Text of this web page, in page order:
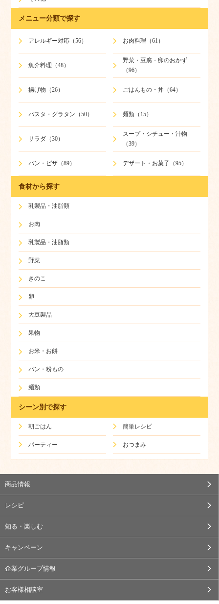
メニュー分類で探す
アレルギー対応（56） お肉料理（61）
魚介料理（48）
野菜・豆腐・卵のおかず
（96）
揚げ物（26） ごはんもの・丼（64）
パスタ・グラタン（50） 麺類（15）
サラダ（30）
スープ・シチュー・汁物
（39）
パン・ピザ（89） デザート・お菓子（95）
食材から探す
乳製品・油脂類
お肉
乳製品・油脂類
野菜
きのこ
卵
大豆製品
果物
お米・お餅
パン・粉もの
麺類
シーン別で探す
朝ごはん 簡単レシピ
パーティー おつまみ
商品情報
レシピ
知る・楽しむ
キャンペーン
企業グループ情報
お客様相談室